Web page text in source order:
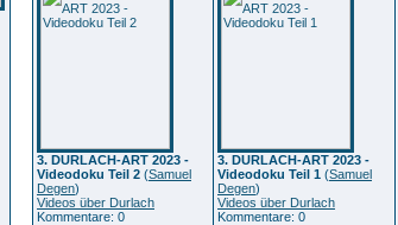
3. DURLACH-ART 2023 -
Videodoku Teil 2 (Samuel
Degen)
Videos über Durlach
Kommentare: 0
3. DURLACH-ART 2023 -
Videodoku Teil 1 (Samuel
Degen)
Videos über Durlach
Kommentare: 0